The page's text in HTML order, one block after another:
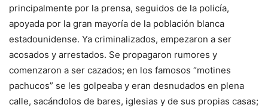
principalmente por la prensa, seguidos de la policía,
apoyada por la gran mayoría de la población blanca
estadounidense. Ya criminalizados, empezaron a ser
acosados y arrestados. Se propagaron rumores y
comenzaron a ser cazados; en los famosos “motines
pachucos” se les golpeaba y eran desnudados en plena
calle, sacándolos de bares, iglesias y de sus propias casas;